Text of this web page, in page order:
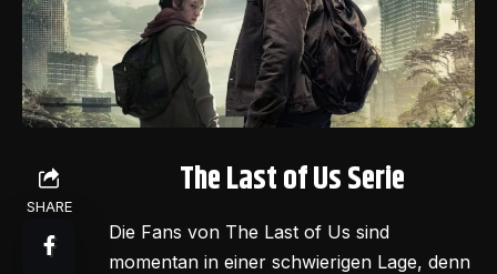
SHARE
The Last of Us Serie
Die Fans von The Last of Us sind
momentan in einer schwierigen Lage, denn